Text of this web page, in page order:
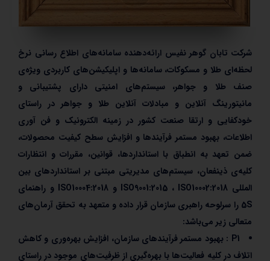
شرکت تابان گوهر نفیس ارائه‌دهنده سامانه‌های اطلاع رسانی نرخ
لحظه‌ای طلا و مسکوکات، سامانه‌ها و اپلیکیشن‌های کاربردی ویژه‌ی
صنف طلا و جواهر، سیستم‌های امنیتی دارای پشتیبانی و
مانیتورینگ آنلاین و مبادلات آنلاین طلا و جواهر در راستای
خودکفایی و ارتقا صنعت کشور در زمینه الکترونیک و فن آوری
اطلاعات، بهبود مستمر فرآيندها و افزایش سطح کيفيت محصولات،
ضمن تعهد به انطباق با استانداردها، قوانین، مقررات و انتظارات
کلیه‌ی ذینفعان، سيستم‌های مديريتی مبتنی بر استانداردهای بين
المللي ISO9001:2015 ، ISO10002:2018 و ISO10004:2018 و راهنمای
5S را سرلوحه راهبری سازمان قرار داده و متعهد به تحقق آرمان‌هاي
متعالي زير مي‌باشد:
P1 : بهبود مستمر فرآیندهای سازمان، افزایش بهره‌وری و کاهش
اتلاف در کلیه فعالیت‌ها با بهره‌گیری از ظرفیت‌های موجود در راستای